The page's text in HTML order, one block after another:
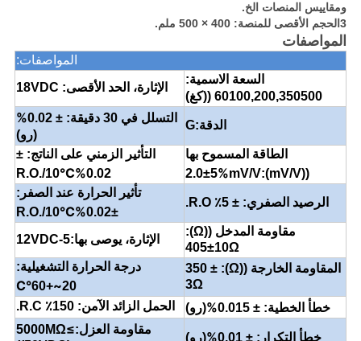
ومقاييس المنصات الخ.
3الحجم الأقصى للمنصة: 400 × 500 ملم.
المواصفات
المواصفات:
السعة الاسمية:
60100,200,350500 ((كغ)
الإثارة، الحد الأقصى: 18VDC
الدقة:G
التسلل في 30 دقيقة: ± 0.02 %
(رو)
الطاقة المسموح بها
((mV/V):2.0±5
%mV/V
التأثير الزمني على الناتج: ±
0.02
%
R.O./10°C
الرصيد الصفري: ± 5٪ R.O.
تأثير الحرارة عند الصفر:
±0.02
%
R.O./10°C
مقاومة المدخل ((Ω):
405±10Ω
الإثارة، يوصى بها:5-12VDC
المقاومة الخارجة ((Ω): 350 ±
3Ω
درجة الحرارة التشغيلية:
20
~
+60
°C
خطأ الخطية: ± 0.015 %(رو) الحمل الزائد الآمن: 150٪ R.C.
خطأ التكرار: ± 0.01 %(رو)
مقاومة العزل:≥
5000MΩ